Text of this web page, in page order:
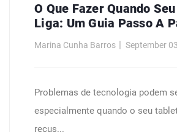
O Que Fazer Quando
Liga: Um Guia Passo A
Marina Cunha Barros September
Problemas de tecnologia podem
especialmente quando o seu
recus...